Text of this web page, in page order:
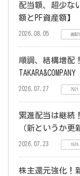
配当額、超少な
額とPF資産額】
2026.08.05 高配
順調、結構増配
2026.07.27 7921
累進配当は継続
（新というか更
2026.07.23 197A
株主還元強化！